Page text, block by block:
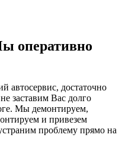
оперативно
автосервис, достаточно
заставим Вас долго
Мы демонтируем,
и привезем
проблему прямо на